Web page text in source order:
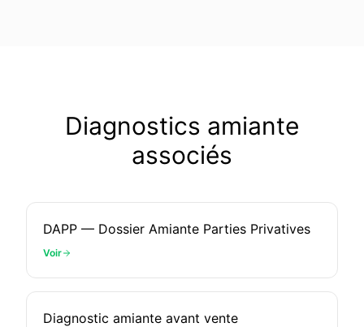
Diagnostics amiante
associés
DAPP — Dossier Amiante Parties Privatives
Voir
Diagnostic amiante avant vente